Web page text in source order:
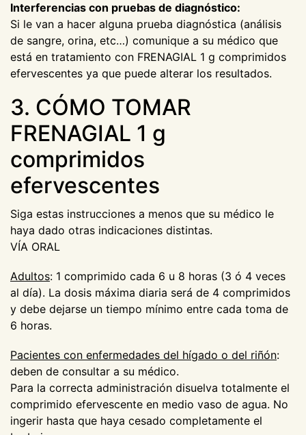
Interferencias con pruebas de diagnóstico:
Si le van a hacer alguna prueba diagnóstica (análisis
de sangre, orina, etc…) comunique a su médico que
está en tratamiento con FRENAGIAL 1 g comprimidos
efervescentes ya que puede alterar los resultados.
3. CÓMO TOMAR
FRENAGIAL 1 g
comprimidos
efervescentes
Siga estas instrucciones a menos que su médico le
haya dado otras indicaciones distintas.
VÍA ORAL
Adultos: 1 comprimido cada 6 u 8 horas (3 ó 4 veces
al día). La dosis máxima diaria será de 4 comprimidos
y debe dejarse un tiempo mínimo entre cada toma de
6 horas.
Pacientes con enfermedades del hígado o del riñón:
deben de consultar a su médico.
Para la correcta administración disuelva totalmente el
comprimido efervescente en medio vaso de agua. No
ingerir hasta que haya cesado completamente el